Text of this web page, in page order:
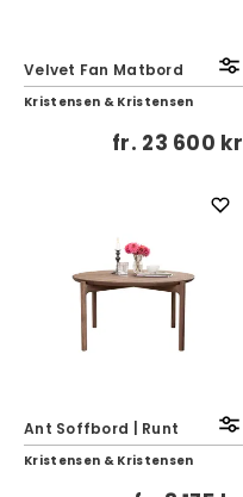
Velvet Fan Matbord
Kristensen & Kristensen
fr. 23 600 kr
Ant Soffbord | Runt
Kristensen & Kristensen